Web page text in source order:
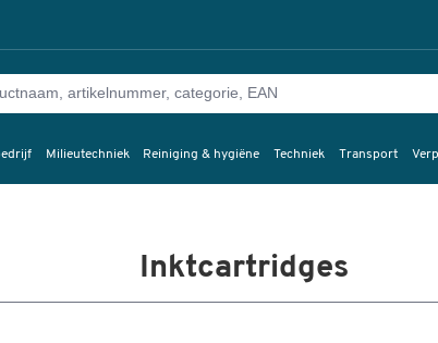
Milieutechniek Reiniging & hygiëne Techniek Transport
Inktcartridges